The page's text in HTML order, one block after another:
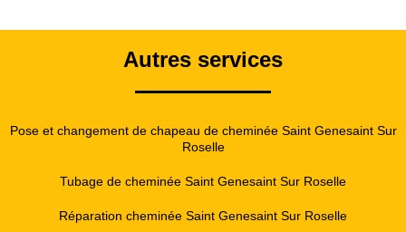
Autres services
Pose et changement de chapeau de cheminée Saint Genesaint Sur
Roselle
Tubage de cheminée Saint Genesaint Sur Roselle
Réparation cheminée Saint Genesaint Sur Roselle